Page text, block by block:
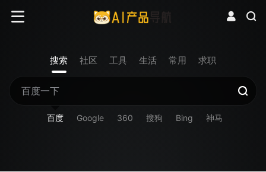
搜索 社区 工具 生活 常用 求职
百度 Google 360 搜狗 Bing 神马